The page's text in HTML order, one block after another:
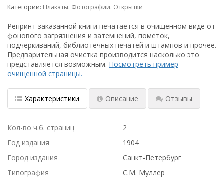
Категории: Плакаты. Фотографии. Открытки
Репринт заказанной книги печатается в очищенном виде от
фонового загрязнения и затемнений, пометок,
подчеркиваний, библиотечных печатей и штампов и прочее.
Предварительная очистка производится насколько это
представляется возможным. Посмотреть пример
очищенной страницы.
Характеристики Описание Отзывы
Кол-во ч.б. страниц
2
Год издания
1904
Город издания
Санкт-Петербург
Типография
С.М. Муллер